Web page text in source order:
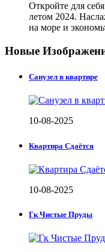
Откройте для
летом 2024.
на море и
Новые
Санузел в квартире
10-08-2025
Квартира Сдаётся
10-08-2025
Гк Чистые Пруды